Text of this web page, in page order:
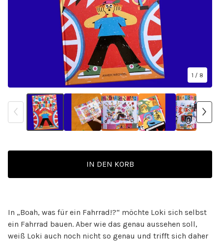
IN DEN KORB
In „Boah, was für ein Fahrrad!?“ möchte Loki sich selbst
ein Fahrrad bauen. Aber wie das genau aussehen soll,
weiß Loki auch noch nicht so genau und trifft sich daher
1 / 8